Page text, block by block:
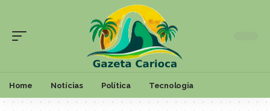
Home Notícias Política Tecnologia